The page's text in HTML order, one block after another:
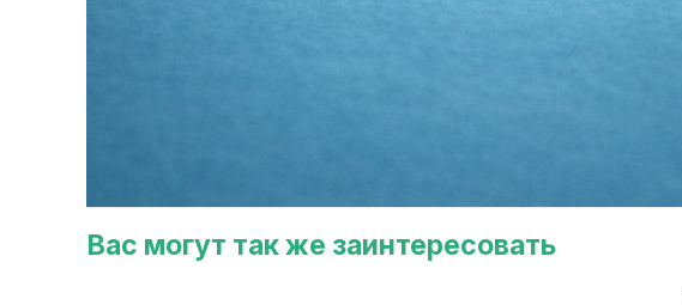
Вас могут так же заинтересовать